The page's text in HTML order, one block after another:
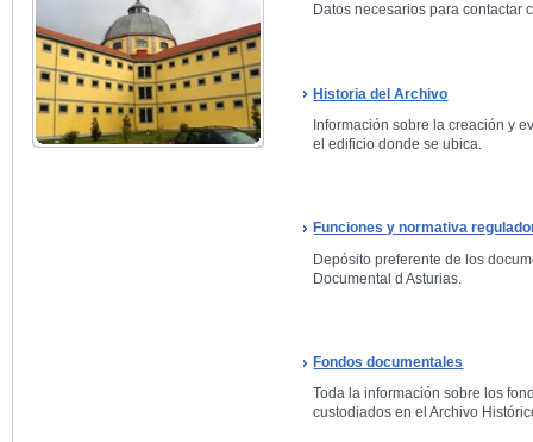
Datos necesarios para contactar
Historia del Archivo
Información sobre la creación y
el edificio donde se ubica.
Funciones y normativa
Depósito preferente de los
Documental d Asturias.
Fondos documentales
Toda la información sobre los
custodiados en el Archivo